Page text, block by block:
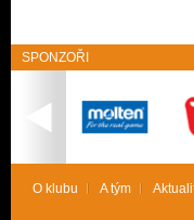
SPONZOŘI
O klubu A tým